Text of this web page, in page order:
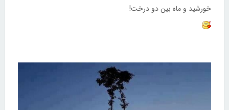
خورشید و ماه بین دو درخت!